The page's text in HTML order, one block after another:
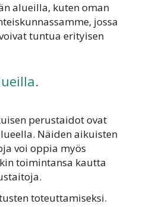
alueilla, kuten oman
jossa
tuntua erityisen
perustaidot ovat
Näiden aikuisten
voi oppia myös
toimintansa kautta
toteuttamiseksi.